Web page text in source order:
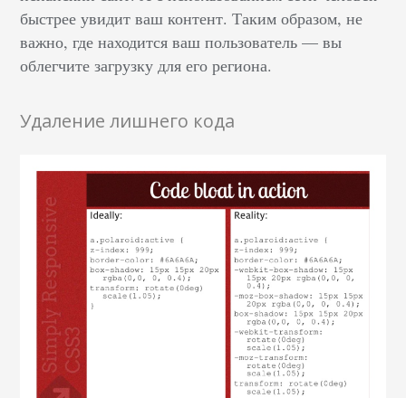
быстрее увидит ваш контент. Таким образом, не
важно, где находится ваш пользователь — вы
облегчите загрузку для его региона.
Удаление лишнего кода